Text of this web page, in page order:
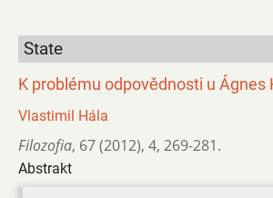
State
K problému odpovědnosti u Ágnes
Vlastimil Hála
Filozofia, 67 (2012), 4, 269-281.
Abstrakt